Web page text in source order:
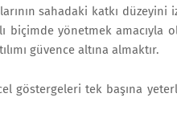
sahadaki katkı düzeyini
biçimde yönetmek amacıyla
güvence altına almaktır.
göstergeleri tek başına